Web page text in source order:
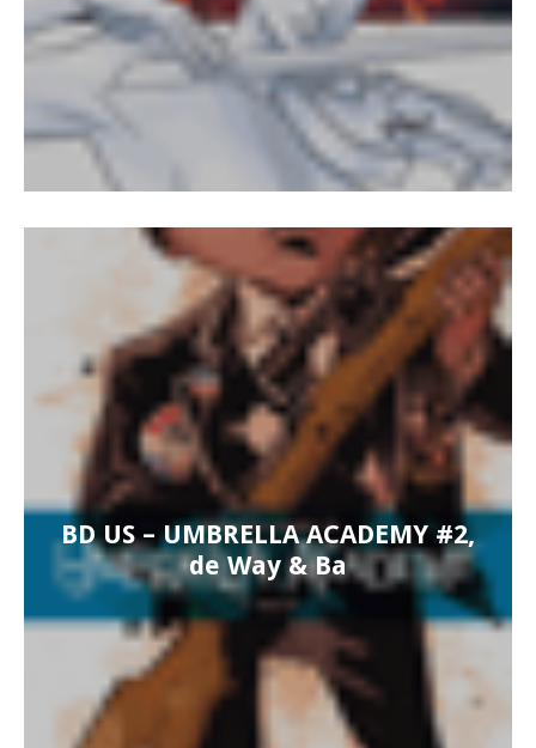
BD US – UMBRELLA ACADEMY #2,
de Way & Ba